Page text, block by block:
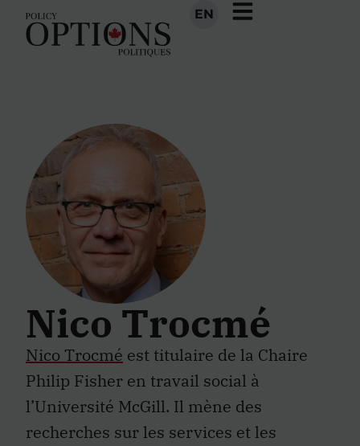
EN
Nico Trocmé
Nico Trocmé est titulaire de la Chaire
Philip Fisher en travail social à
l’Université McGill. Il mène des
recherches sur les services et les